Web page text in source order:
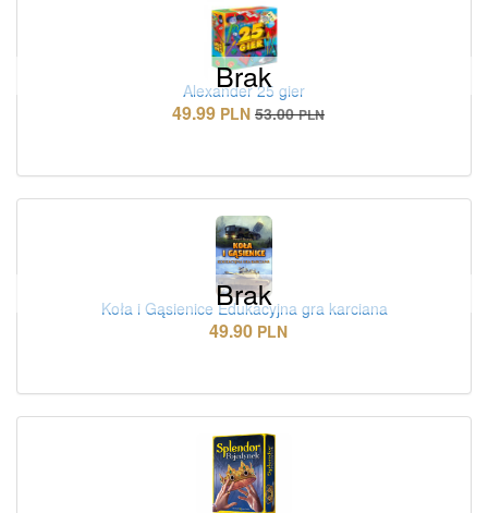
Brak
Alexander 25 gier
49.99 PLN 53.00 PLN
Brak
Koła i Gąsienice Edukacyjna gra karciana
49.90 PLN